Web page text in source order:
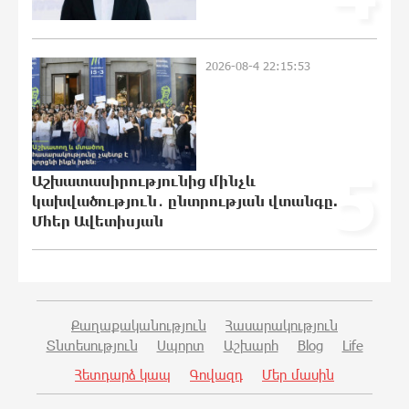
բռնադատավարությունը միահեծան
իշխանության հետևանք է. Հանրային
Դաշինք
Մեր երկրում իշխանության և
ընդդիմության անվերջանալի
պայքարում տուժում է միայն ու միայն
ՀՀ քաղաքացին. Աննա Կոստանյան
21:00:08 7-08-2026
ԼՀԿ-ն պահանջում է դադարեցնել
Գարեգին Բ-ի և եպիսկոպոսների դեմ
քրեական հետապնդումը
5
2026-08-4 22:15:53
Աշխատասիրությունից մինչև
կախվածություն․ ընտրության վտանգը.
Մհեր Ավետիսյան
Քաղաքականություն
Հասարակություն
Տնտեսություն
Սպորտ Աշխարհ Blog
Life
Հետդարձ կապ
Գովազդ Մեր մասին